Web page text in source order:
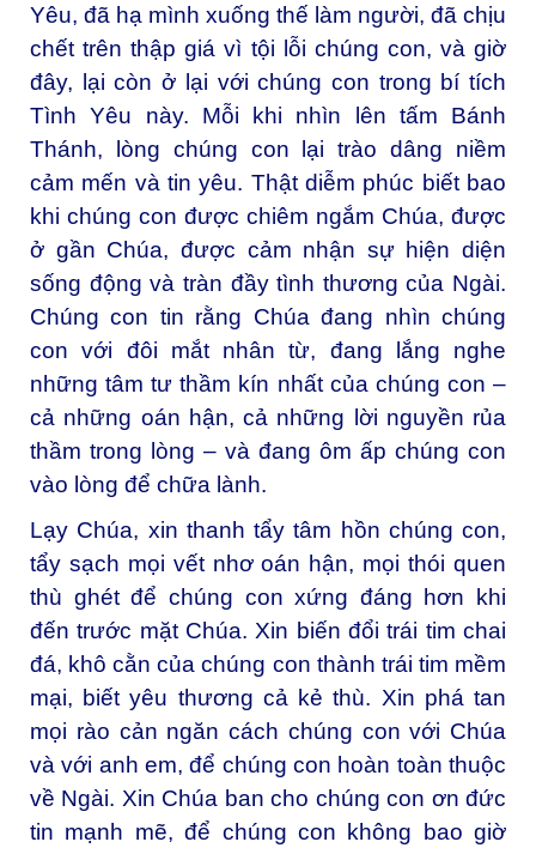
Yêu, đã hạ mình xuống thế làm người, đã chịu
chết trên thập giá vì tội lỗi chúng con, và giờ
đây, lại còn ở lại với chúng con trong bí tích
Tình Yêu này. Mỗi khi nhìn lên tấm Bánh
Thánh, lòng chúng con lại trào dâng niềm
cảm mến và tin yêu. Thật diễm phúc biết bao
khi chúng con được chiêm ngắm Chúa, được
ở gần Chúa, được cảm nhận sự hiện diện
sống động và tràn đầy tình thương của Ngài.
Chúng con tin rằng Chúa đang nhìn chúng
con với đôi mắt nhân từ, đang lắng nghe
những tâm tư thầm kín nhất của chúng con –
cả những oán hận, cả những lời nguyền rủa
thầm trong lòng – và đang ôm ấp chúng con
vào lòng để chữa lành.
Lạy Chúa, xin thanh tẩy tâm hồn chúng con,
tẩy sạch mọi vết nhơ oán hận, mọi thói quen
thù ghét để chúng con xứng đáng hơn khi
đến trước mặt Chúa. Xin biến đổi trái tim chai
đá, khô cằn của chúng con thành trái tim mềm
mại, biết yêu thương cả kẻ thù. Xin phá tan
mọi rào cản ngăn cách chúng con với Chúa
và với anh em, để chúng con hoàn toàn thuộc
về Ngài. Xin Chúa ban cho chúng con ơn đức
tin mạnh mẽ, để chúng con không bao giờ